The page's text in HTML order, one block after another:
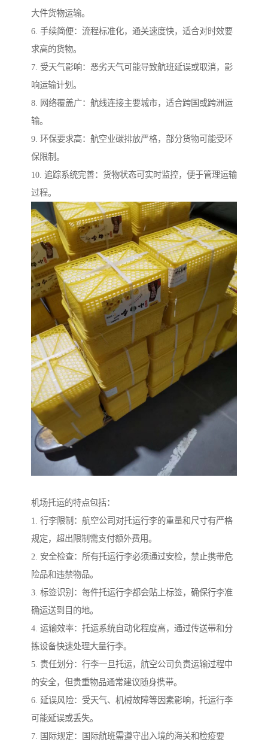
大件货物运输。
6. 手续简便：流程标准化，通关速度快，适合对时效要
求高的货物。
7. 受天气影响：恶劣天气可能导致航班延误或取消，影
响运输计划。
8. 网络覆盖广：航线连接主要城市，适合跨国或跨洲运
输。
9. 环保要求高：航空业碳排放严格，部分货物可能受环
保限制。
10. 追踪系统完善：货物状态可实时监控，便于管理运输
过程。
机场托运的特点包括：
1. 行李限制：航空公司对托运行李的重量和尺寸有严格
规定，超出限制需支付额外费用。
2. 安全检查：所有托运行李必须通过安检，禁止携带危
险品和违禁物品。
3. 标签识别：每件托运行李都会贴上标签，确保行李准
确运送到目的地。
4. 运输效率：托运系统自动化程度高，通过传送带和分
拣设备快速处理大量行李。
5. 责任划分：行李一旦托运，航空公司负责运输过程中
的安全，但贵重物品通常建议随身携带。
6. 延误风险：受天气、机械故障等因素影响，托运行李
可能延误或丢失。
7. 国际规定：国际航班需遵守出入境的海关和检疫要